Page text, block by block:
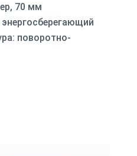
70 мм
поворотно-